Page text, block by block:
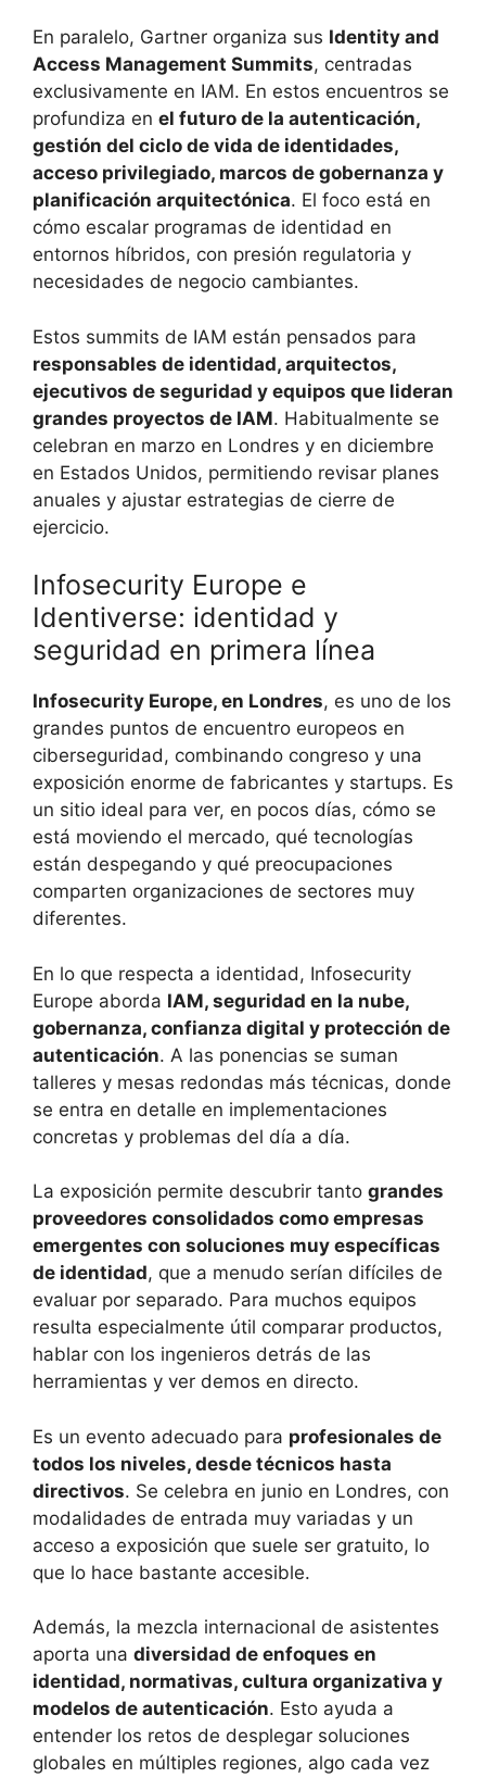
En paralelo, Gartner organiza sus Identity and
Access Management Summits, centradas
exclusivamente en IAM. En estos encuentros se
profundiza en el futuro de la autenticación,
gestión del ciclo de vida de identidades,
acceso privilegiado, marcos de gobernanza y
planificación arquitectónica. El foco está en
cómo escalar programas de identidad en
entornos híbridos, con presión regulatoria y
necesidades de negocio cambiantes.
Estos summits de IAM están pensados para
responsables de identidad, arquitectos,
ejecutivos de seguridad y equipos que lideran
grandes proyectos de IAM. Habitualmente se
celebran en marzo en Londres y en diciembre
en Estados Unidos, permitiendo revisar planes
anuales y ajustar estrategias de cierre de
ejercicio.
Infosecurity Europe e
Identiverse: identidad y
seguridad en primera línea
Infosecurity Europe, en Londres, es uno de los
grandes puntos de encuentro europeos en
ciberseguridad, combinando congreso y una
exposición enorme de fabricantes y startups. Es
un sitio ideal para ver, en pocos días, cómo se
está moviendo el mercado, qué tecnologías
están despegando y qué preocupaciones
comparten organizaciones de sectores muy
diferentes.
En lo que respecta a identidad, Infosecurity
Europe aborda IAM, seguridad en la nube,
gobernanza, confianza digital y protección de
autenticación. A las ponencias se suman
talleres y mesas redondas más técnicas, donde
se entra en detalle en implementaciones
concretas y problemas del día a día.
La exposición permite descubrir tanto grandes
proveedores consolidados como empresas
emergentes con soluciones muy específicas
de identidad, que a menudo serían difíciles de
evaluar por separado. Para muchos equipos
resulta especialmente útil comparar productos,
hablar con los ingenieros detrás de las
herramientas y ver demos en directo.
Es un evento adecuado para profesionales de
todos los niveles, desde técnicos hasta
directivos. Se celebra en junio en Londres, con
modalidades de entrada muy variadas y un
acceso a exposición que suele ser gratuito, lo
que lo hace bastante accesible.
Además, la mezcla internacional de asistentes
aporta una diversidad de enfoques en
identidad, normativas, cultura organizativa y
modelos de autenticación. Esto ayuda a
entender los retos de desplegar soluciones
globales en múltiples regiones, algo cada vez